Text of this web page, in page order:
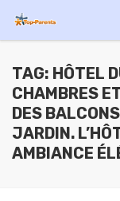
TAG: HÔTEL
CHAMBRES
DES
JARDIN.
AMBIANCE